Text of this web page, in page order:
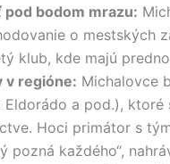
bodom mrazu:
o mestských
klub, kde majú
v regióne: Michalovce
Eldorádo a pod.),
Hoci primátor s
pozná každého“,